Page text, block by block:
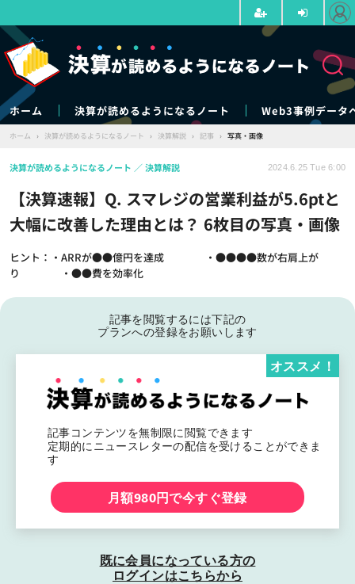
ホーム 決算が読めるようになるノート Web3事例データ
ホーム › 決算が読めるようになるノート › 決算解説 › 記事 › 写真・画像
【決算速報】Q. スマレジの営業利益が5.6ptと
大幅に改善した理由とは？ 6枚目の写真・画像
ヒント：・ARRが●●億円を達成 ・●●●●数が右肩上が
り ・●●費を効率化
決算が読めるようになるノート 決算解説 2024.6.25 Tue 6:00
記事を閲覧するには下記の
プランへの登録をお願いします
記事コンテンツを無制限に閲覧できます
定期的にニュースレターの配信を受けることができま
す
オススメ！
月額980円で今すぐ登録
既に会員になっている方の
ログインはこちらから